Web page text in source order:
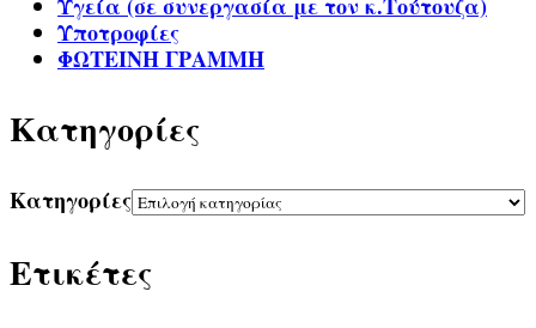
Υποτροφίες
ΦΩΤΕΙΝΗ ΓΡΑΜΜΗ
Kατηγορίες
Kατηγορίες
Ετικέτες